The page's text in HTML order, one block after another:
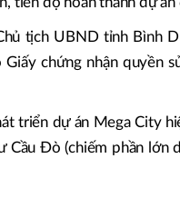
tịch UBND tỉnh Bình
chứng nhận quyền
triển dự án Mega City
Cầu Đò (chiếm phần lớn